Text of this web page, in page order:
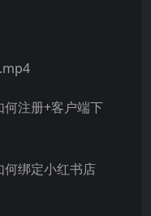
注册+客户端下
何绑定小红书店